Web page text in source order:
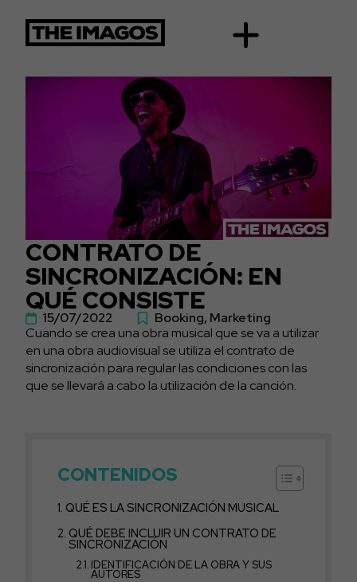
CONTRATO DE
SINCRONIZACIÓN: EN
QUÉ CONSISTE
15/07/2022 Booking, Marketing
Cuando se crea una obra musical que se va a utilizar
en una obra audiovisual se utiliza el contrato de
sincronización para regular las condiciones con las
que se llevará a cabo la utilización de la canción.
CONTENIDOS
QUÉ ES LA SINCRONIZACIÓN MUSICAL
QUÉ DEBE INCLUIR UN CONTRATO DE
SINCRONIZACIÓN
IDENTIFICACIÓN DE LA OBRA Y SUS
AUTORES